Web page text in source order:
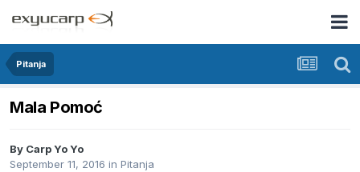
Pitanja
Mala Pomoć
By Carp Yo Yo
September 11, 2016 in Pitanja